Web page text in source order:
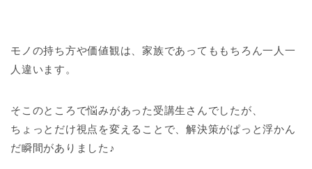
モノの持ち方や価値観は、家族であってももちろん一人一
人違います。
そこのところで悩みがあった受講生さんでしたが、
ちょっとだけ視点を変えることで、解決策がぱっと浮かん
だ瞬間がありました♪